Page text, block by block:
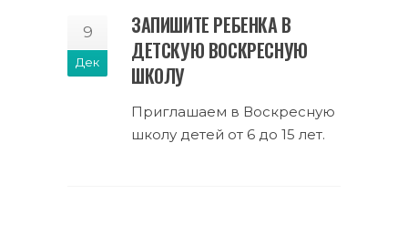
9
Дек
ЗАПИШИТЕ РЕБЕНКА В
ДЕТСКУЮ ВОСКРЕСНУЮ
ШКОЛУ
Приглашаем в Воскресную
школу детей от 6 до 15 лет.